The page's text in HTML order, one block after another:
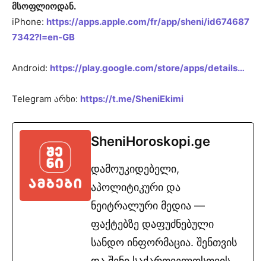
მსოფლიოდან.
iPhone: https://apps.apple.com/fr/app/sheni/id674687
7342?l=en-GB
Android: https://play.google.com/store/apps/details…
Telegram არხი: https://t.me/SheniEkimi
SheniHoroskopi.ge
დამოუკიდებელი,
აპოლიტიკური და
ნეიტრალური მედია —
ფაქტებზე დაფუძნებული
სანდო ინფორმაცია. შენთვის